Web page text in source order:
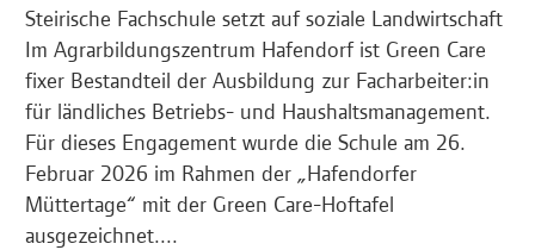
Steirische Fachschule setzt auf soziale Landwirtschaft
Im Agrarbildungszentrum Hafendorf ist Green Care
fixer Bestandteil der Ausbildung zur Facharbeiter:in
für ländliches Betriebs- und Haushaltsmanagement.
Für dieses Engagement wurde die Schule am 26.
Februar 2026 im Rahmen der „Hafendorfer
Müttertage“ mit der Green Care-Hoftafel
ausgezeichnet....